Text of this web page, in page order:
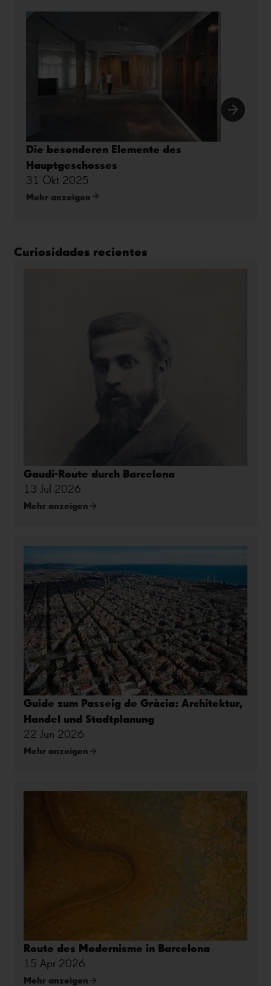
Die besonderen Elemente des
Hauptgeschosses
31 Okt 2025
Mehr anzeigen
Curiosidades recientes
Gaudí-Route durch Barcelona
13 Jul 2026
Mehr anzeigen
Guide zum Passeig de Gràcia: Architektur,
Handel und Stadtplanung
22 Jun 2026
Mehr anzeigen
Route des Modernisme in Barcelona
15 Apr 2026
Mehr anzeigen